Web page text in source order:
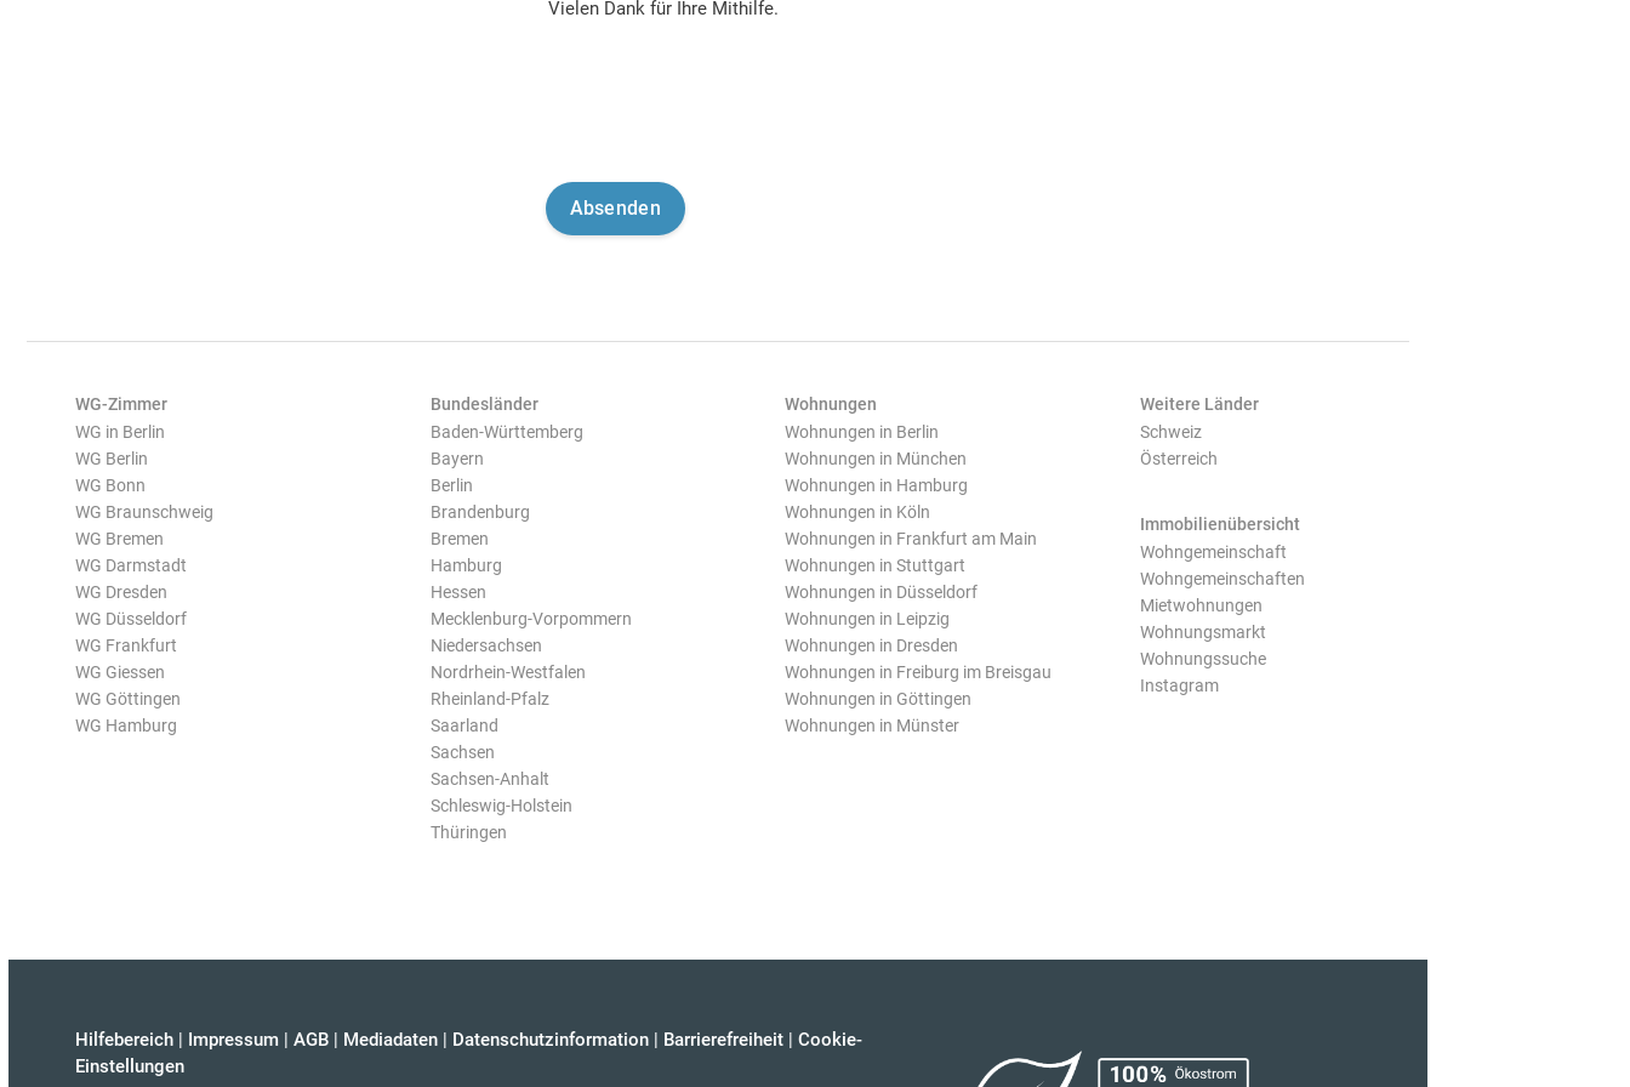
Vielen Dank für Ihre Mithilfe.
WG-Zimmer
WG in Berlin
WG Berlin
WG Bonn
WG Braunschweig
WG Bremen
WG Darmstadt
WG Dresden
WG Düsseldorf
WG Frankfurt
WG Giessen
WG Göttingen
WG Hamburg
Bundesländer
Baden-Württemberg
Bayern
Berlin
Brandenburg
Bremen
Hamburg
Hessen
Mecklenburg-Vorpommern
Niedersachsen
Nordrhein-Westfalen
Rheinland-Pfalz
Saarland
Sachsen
Sachsen-Anhalt
Schleswig-Holstein
Thüringen
Wohnungen
Wohnungen in Berlin
Wohnungen in München
Wohnungen in Hamburg
Wohnungen in Köln
Wohnungen in Frankfurt am Main
Wohnungen in Stuttgart
Wohnungen in Düsseldorf
Wohnungen in Leipzig
Wohnungen in Dresden
Wohnungen in Freiburg im Breisgau
Wohnungen in Göttingen
Wohnungen in Münster
Weitere Länder
Schweiz
Österreich
Immobilienübersicht
Wohngemeinschaft
Wohngemeinschaften
Mietwohnungen
Wohnungsmarkt
Wohnungssuche
Instagram
Hilfebereich | Impressum | AGB | Mediadaten | Datenschutzinformation | Barrierefreiheit | Cookie-
Einstellungen